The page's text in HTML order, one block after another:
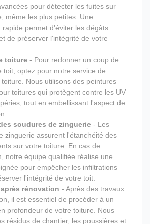
pour détecter les fuites sur
même les plus petites. Une
rapide permet d'éviter les dégâts
de préserver l'intégrité de votre
toiture - Pour redonner un coup de
toit, optez pour notre service de
Nous utilisons des peintures
toitures qui protègent contre les UV
tout en embellissant l'aspect de
soudures de zinguerie - Les
zinguerie assurent l'étanchéité des
sur votre toiture. En cas de
notre équipe qualifiée réalise une
pour empêcher les infiltrations
l'intégrité de votre toit.
rénovation - Après des travaux
il est essentiel de procéder à un
profondeur de votre toiture. Nous
résidus de chantier, les poussières et